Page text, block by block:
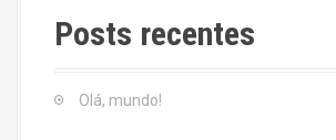
c
h
Posts recentes
Olá, mundo!